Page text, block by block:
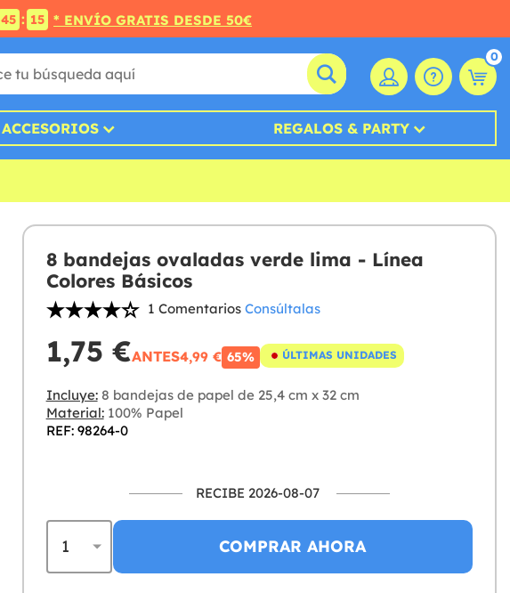
45 : 14 * ENVÍO GRATIS DESDE 50€
0
ACCESORIOS REGALOS & PARTY
8 bandejas ovaladas verde lima - Línea
Colores Básicos
1 Comentarios Consúltalas
1,75 €ANTES4,99 € 65% ÚLTIMAS UNIDADES
Incluye:8 bandejas de papel de 25,4 cm x 32 cm
Material:100% Papel
REF: 98264-0
RECIBE 2026-08-07
COMPRAR AHORA